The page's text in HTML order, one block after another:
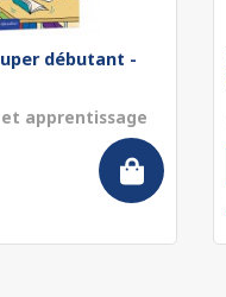
débutant -
apprentissage